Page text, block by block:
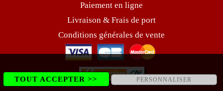
Paiement en ligne
Livraison & Frais de port
Conditions générales de vente
TOUT ACCEPTER >> PERSONNALISER